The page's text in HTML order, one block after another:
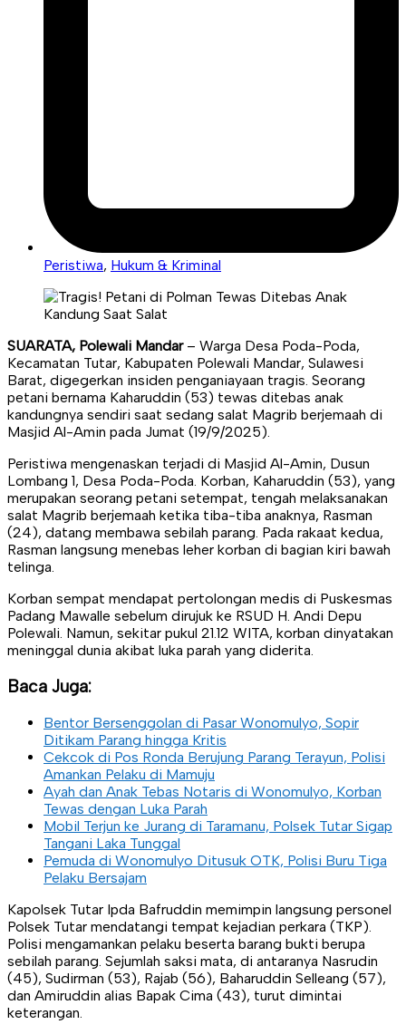
Peristiwa, Hukum & Kriminal
SUARATA, Polewali Mandar– Warga Desa Poda-Poda,
Kecamatan Tutar, Kabupaten Polewali Mandar, Sulawesi
Barat, digegerkan insiden penganiayaan tragis. Seorang
petani bernama Kaharuddin (53) tewas ditebas anak
kandungnya sendiri saat sedang salat Magrib berjemaah di
Masjid Al-Amin pada Jumat (19/9/2025).
Peristiwa mengenaskan terjadi di Masjid Al-Amin, Dusun
Lombang 1, Desa Poda-Poda. Korban, Kaharuddin (53), yang
merupakan seorang petani setempat, tengah melaksanakan
salat Magrib berjemaah ketika tiba-tiba anaknya, Rasman
(24), datang membawa sebilah parang. Pada rakaat kedua,
Rasman langsung menebas leher korban di bagian kiri bawah
telinga.
Korban sempat mendapat pertolongan medis di Puskesmas
Padang Mawalle sebelum dirujuk ke RSUD H. Andi Depu
Polewali. Namun, sekitar pukul 21.12 WITA, korban dinyatakan
meninggal dunia akibat luka parah yang diderita.
Baca Juga:
Bentor Bersenggolan di Pasar Wonomulyo, Sopir
Ditikam Parang hingga Kritis
Cekcok di Pos Ronda Berujung Parang Terayun, Polisi
Amankan Pelaku di Mamuju
Ayah dan Anak Tebas Notaris di Wonomulyo, Korban
Tewas dengan Luka Parah
Mobil Terjun ke Jurang di Taramanu, Polsek Tutar Sigap
Tangani Laka Tunggal
Pemuda di Wonomulyo Ditusuk OTK, Polisi Buru Tiga
Pelaku Bersajam
Kapolsek Tutar Ipda Bafruddin memimpin langsung personel
Polsek Tutar mendatangi tempat kejadian perkara (TKP).
Polisi mengamankan pelaku beserta barang bukti berupa
sebilah parang. Sejumlah saksi mata, di antaranya Nasrudin
(45), Sudirman (53), Rajab (56), Baharuddin Selleang (57),
dan Amiruddin alias Bapak Cima (43), turut dimintai
keterangan.